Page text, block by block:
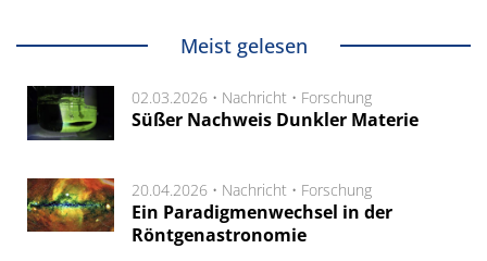
Meist gelesen
02.03.2026 • Nachricht • Forschung
Süßer Nachweis Dunkler Materie
20.04.2026 • Nachricht • Forschung
Ein Paradigmenwechsel in der
Röntgenastronomie